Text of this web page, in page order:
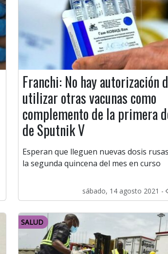
Franchi: No hay autorización
utilizar otras vacunas como
complemento de la primera
de Sputnik V
Esperan que lleguen nuevas dosis
la segunda quincena del mes en curso
sábado, 14 agosto 2021 -
SALUD